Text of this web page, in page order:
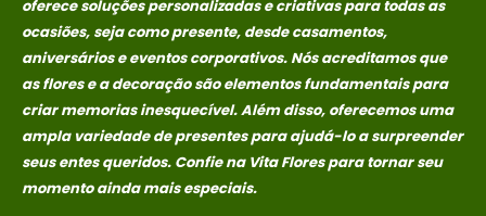
out of 5
R$689,00
Em até 1x de
R$689,00no
credito avista,
(P/ mais
condições
entre em
out of 5
R$689,00
Em até 1x de
R$689,00 no
credito avista,
(P/ mais
condições
oferece soluções personalizadas e criativas para todas as
ocasiões, seja como presente, desde casamentos,
aniversários e eventos corporativos. Nós acreditamos que
as flores e a decoração são elementos fundamentais para
criar memoriasinesquecível. Além disso, oferecemos uma
ampla variedade de presentes para ajudá-lo a surpreender
seus entes queridos. Confie na Vita Flores para tornar seu
momento ainda mais especiais.